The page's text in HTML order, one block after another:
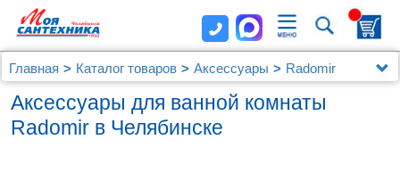
Главная Каталог товаров Аксессуары Radomir
Аксессуары для ванной комнаты
Radomir в Челябинске